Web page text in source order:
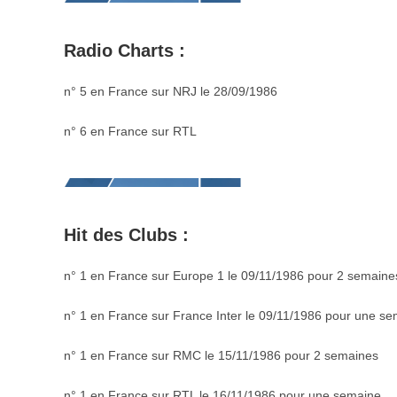
Radio Charts :
n° 5 en France sur NRJ le 28/09/1986
n° 6 en France sur RTL
Hit des Clubs :
n° 1 en France sur Europe 1 le 09/11/1986 pour 2
n° 1 en France sur France Inter le 09/11/1986 pour une
n° 1 en France sur RMC le 15/11/1986 pour 2 semaines